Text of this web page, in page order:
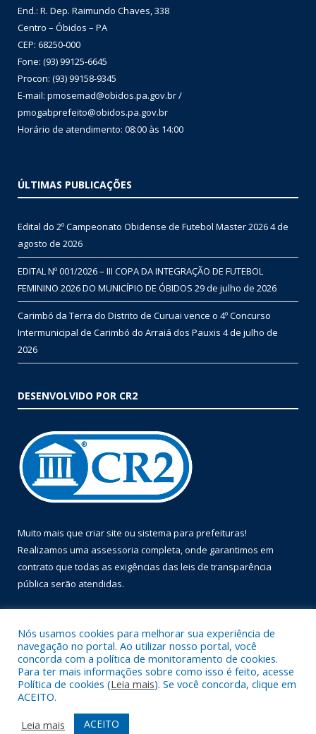
End.: R. Dep. Raimundo Chaves, 338
Centro – Óbidos – PA
CEP: 68250-000
Fone: (93) 99125-6645
Procon: (93) 99158-9345
E-mail: pmosemad@obidos.pa.gov.br /
pmogabprefeito@obidos.pa.gov.br
Horário de atendimento: 08:00 às 14:00
ÚLTIMAS PUBLICAÇÕES
Edital do 2º Campeonato Obidense de Futebol Master 20264 de
agosto de 2026
EDITAL Nº 001/2026 – III COPA DA INTEGRAÇÃO DE FUTEBOL
FEMININO 2026 DO MUNICÍPIO DE ÓBIDOS 29 de julho de 2026
Carimbó da Terra do Distrito de Curuai vence o 4º Concurso
Intermunicipal de Carimbó do Arraiá dos Pauxis 4 de julho de
2026
DESENVOLVIDO POR CR2
Muito mais que criar site ou sistema para prefeituras!
Realizamos uma assessoria completa, onde garantimos em
contrato que todas as exigências das leis de transparência
pública serão atendidas.
Todos os direitos reservados a Prefeitura Municipal de Óbidos.
Mapa do Site
Acessar Área Administrativa
Nós usamos cookies para melhorar sua experiência de
navegação no portal. Ao utilizar nosso portal, você
concorda com a política de monitoramento de cookies.
Para ter mais informações sobre como isso é feito, acesse
Política de cookies (Leia mais). Se você concorda, clique em
ACEITO.
Leia mais
ACEITO